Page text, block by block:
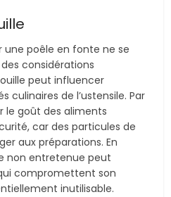
une poêle en fonte ne se
considérations
peut influencer
culinaires de l’ustensile. Par
le goût des aliments
car des particules de
aux préparations. En
non entretenue peut
compromettent son
inutilisable.